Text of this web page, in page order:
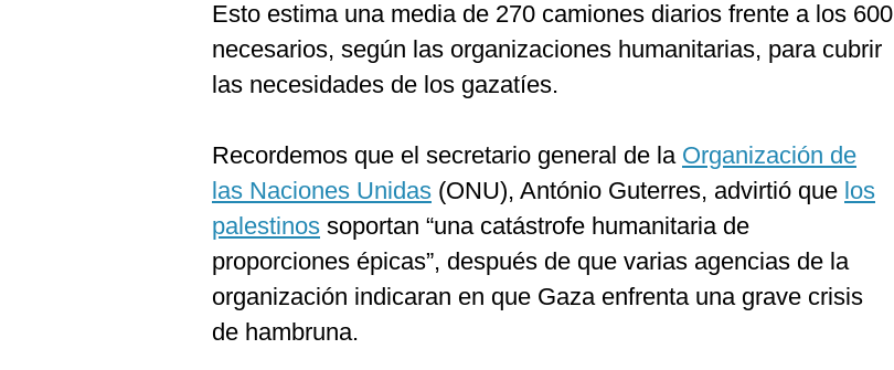
Esto estima una media de 270 camiones diarios frente a los 600
necesarios, según las organizaciones humanitarias, para cubrir
las necesidades de los gazatíes.
Recordemos que el secretario general de la Organización de
las Naciones Unidas (ONU), António Guterres, advirtió que los
palestinos soportan “una catástrofe humanitaria de
proporciones épicas”, después de que varias agencias de la
organización indicaran en que Gaza enfrenta una grave crisis
de hambruna.